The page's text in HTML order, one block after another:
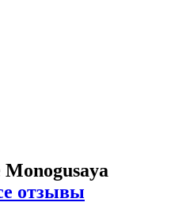
отзывы